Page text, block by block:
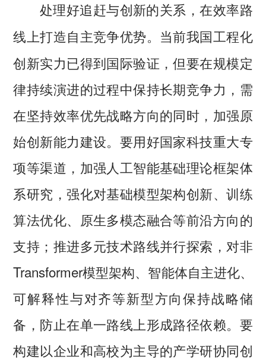
处理好追赶与创新的关系，在效率路
线上打造自主竞争优势。 当前我国工程化
创新实力已得到国际验证，但要在规模定
律持续演进的过程中保持长期竞争力，需
在坚持效率优先战略方向的同时，加强原
始创新能力建设。要用好国家科技重大专
项等渠道，加强人工智能基础理论框架体
系研究，强化对基础模型架构创新、训练
算法优化、原生多模态融合等前沿方向的
支持；推进多元技术路线并行探索，对非
Transformer模型架构、智能体自主进化、
可解释性与对齐等新型方向保持战略储
备，防止在单一路线上形成路径依赖。要
构建以企业和高校为主导的产学研协同创